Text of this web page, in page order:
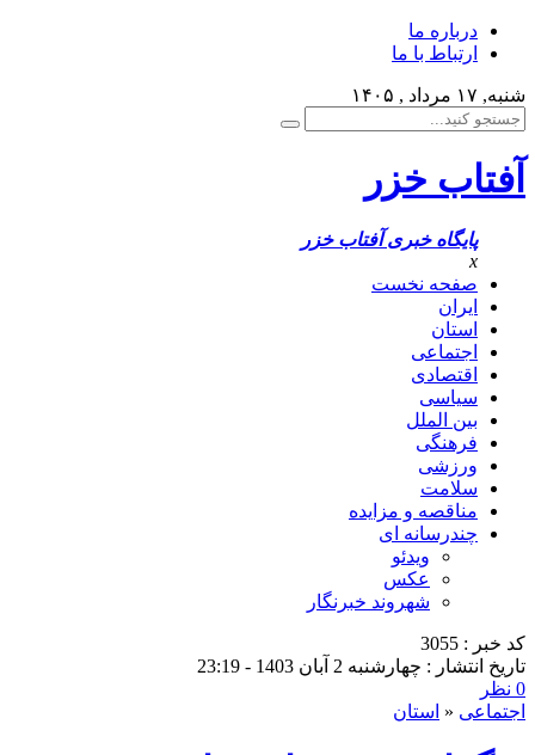
درباره ما
ارتباط با ما
شنبه, ۱۷ مرداد , ۱۴۰۵
آفتاب خزر
پایگاه خبری آفتاب خزر
x
صفحه نخست
ایران
استان
اجتماعی
اقتصادی
سیاسی
بین الملل
فرهنگی
ورزشی
سلامت
مناقصه و مزایده
چندرسانه ای
ویدئو
عکس
شهروند خبرنگار
کد خبر : 3055
تاریخ انتشار : چهارشنبه 2 آبان 1403 - 23:19
0 نظر
اجتماعی « استان